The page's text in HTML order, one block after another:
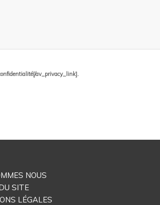
av_privacy_link].
NOUS
SITE
LÉGALES